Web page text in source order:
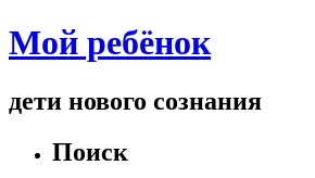
Мой ребёнок
дети нового сознания
Поиск